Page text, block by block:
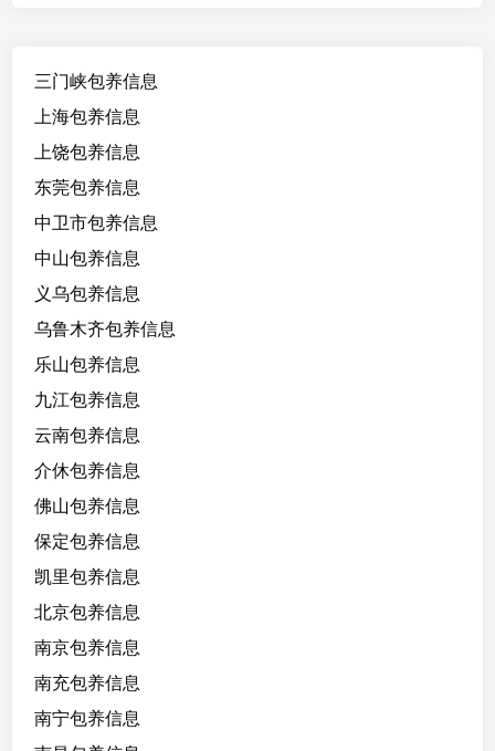
2
5
1
6
8
1
0
0
C
,
听
懂
事
配
度
高
三门峡包养信息
上海包养信息
上饶包养信息
东莞包养信息
中卫市包养信息
中山包养信息
义乌包养信息
乌鲁木齐包养信息
乐山包养信息
九江包养信息
云南包养信息
介休包养信息
佛山包养信息
保定包养信息
凯里包养信息
北京包养信息
南京包养信息
南充包养信息
南宁包养信息